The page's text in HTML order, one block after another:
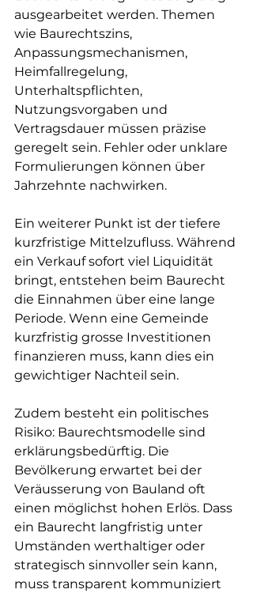
ausgearbeitet werden. Themen
wie Baurechtszins,
Anpassungsmechanismen,
Heimfallregelung,
Unterhaltspflichten,
Nutzungsvorgaben und
Vertragsdauer müssen präzise
geregelt sein. Fehler oder unklare
Formulierungen können über
Jahrzehnte nachwirken.
Ein weiterer Punkt ist der tiefere
kurzfristige Mittelzufluss. Während
ein Verkauf sofort viel Liquidität
bringt, entstehen beim Baurecht
die Einnahmen über eine lange
Periode. Wenn eine Gemeinde
kurzfristig grosse Investitionen
finanzieren muss, kann dies ein
gewichtiger Nachteil sein.
Zudem besteht ein politisches
Risiko: Baurechtsmodelle sind
erklärungsbedürftig. Die
Bevölkerung erwartet bei der
Veräusserung von Bauland oft
einen möglichst hohen Erlös. Dass
ein Baurecht langfristig unter
Umständen werthaltiger oder
strategisch sinnvoller sein kann,
muss transparent kommuniziert